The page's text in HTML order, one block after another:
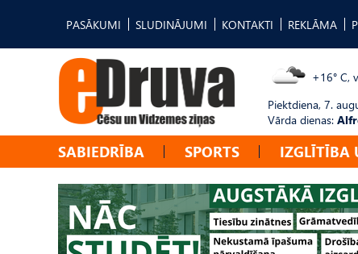
PASĀKUMI SLUDINĀJUMI KONTAKTI REKLĀMA
+16° C,
Piektdiena, 7.
Vārda dienas:
SABIEDRĪBA SPORTS IZGLĪTĪBA